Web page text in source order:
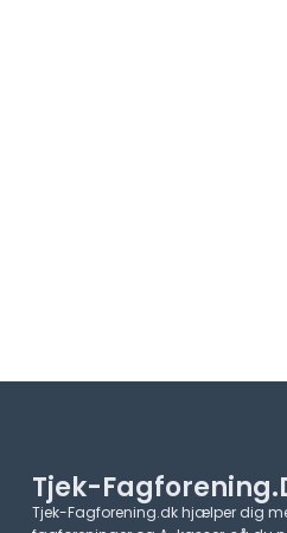
Tjek-
Tjek-Fagforening.dk hjælper dig